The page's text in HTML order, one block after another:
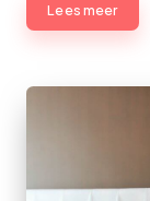
Lees meer